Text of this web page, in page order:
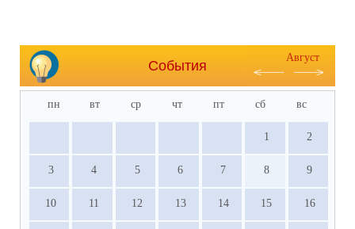
События
Август
пн вт ср чт пт сб вс
1 2
3 4 5 6 7 8 9
10 11 12 13 14 15 16